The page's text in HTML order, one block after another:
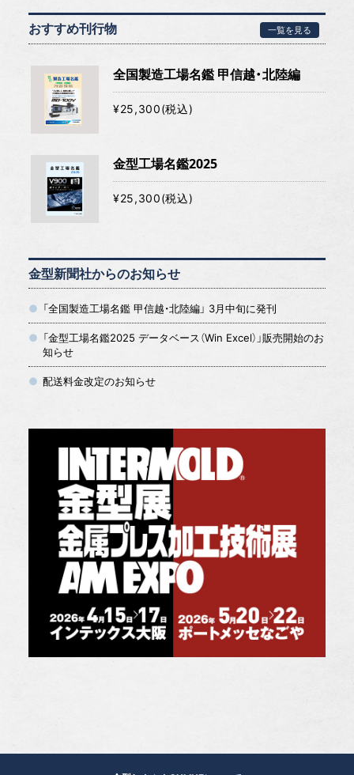
おすすめ刊行物 一覧を見る
全国製造工場名鑑 甲信越・北陸編
¥25,300(税込)
金型工場名鑑2025
¥25,300(税込)
金型新聞社からのお知らせ
「全国製造工場名鑑 甲信越・北陸編」 3月中旬に発刊
「金型工場名鑑2025 データベース（Win Excel）」販売開始のお
知らせ
配送料金改定のお知らせ